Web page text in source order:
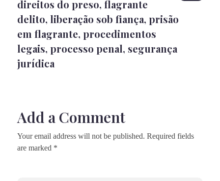
direitos do preso, flagrante
delito, liberação sob fiança, prisão
em flagrante, procedimentos
legais, processo penal, segurança
jurídica
Add a Comment
Your email address will not be published. Required fields
are marked *